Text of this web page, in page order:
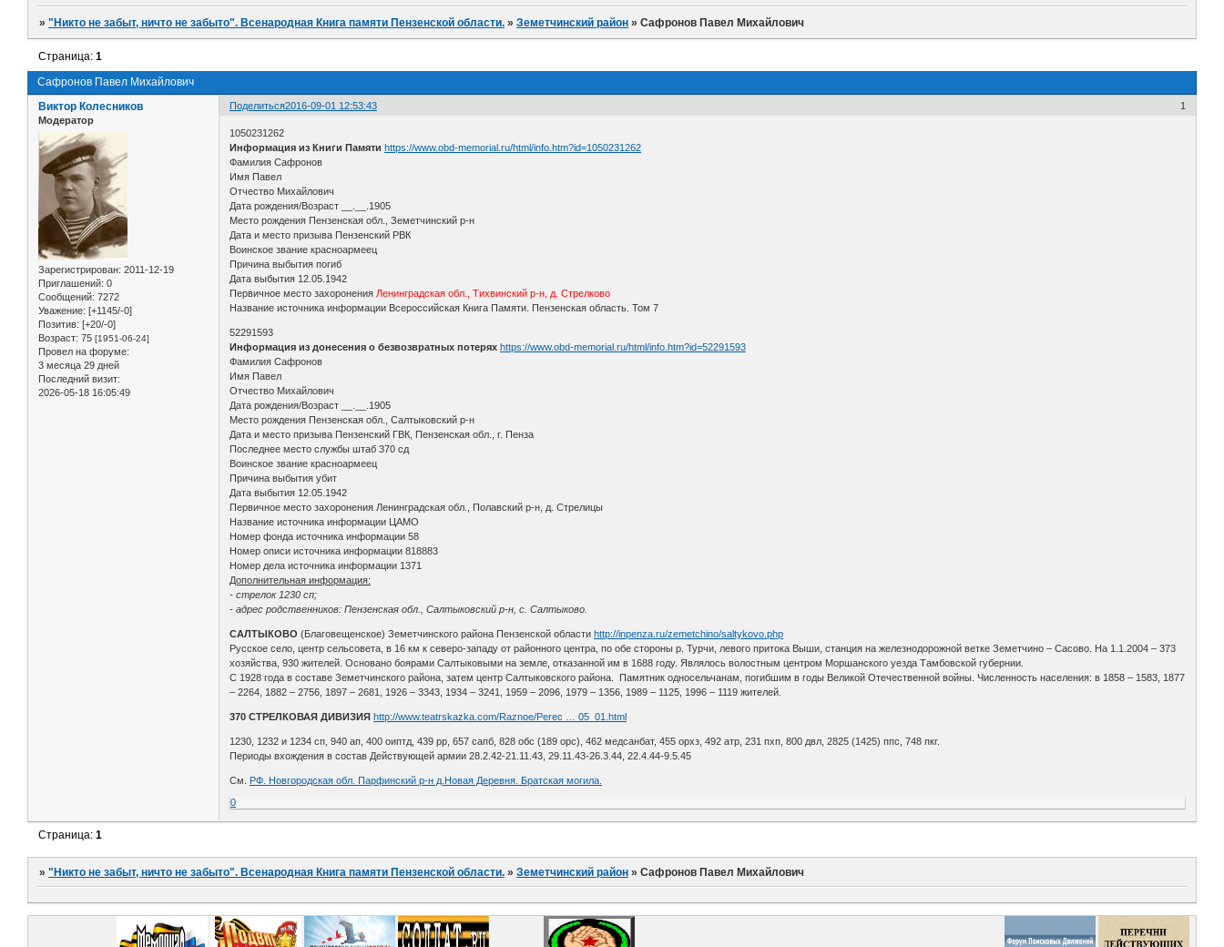
»"Никто не забыт, ничто не забыто". Всенародная Книга памяти Пензенской области. »Земетчинский район »Сафронов Павел Михайлович
Сафронов Павел Михайлович
Страница:1
Поделиться 1
2016-09-01 12:53:43
Виктор Колесников
Модератор
Зарегистрирован: 2011-12-19
Приглашений: 0
Сообщений: 7272
Уважение: [+1145/-0]
Позитив: [+20/-0]
Возраст: 75 [1951-06-24]
Провел на форуме:
3 месяца 29 дней
Последний визит:
2026-05-18 16:05:49
1050231262
Информация из Книги Памяти https://www.obd-memorial.ru/html/info.htm?id=1050231262
Фамилия Сафронов
Имя Павел
Отчество Михайлович
Дата рождения/Возраст __.__.1905
Место рождения Пензенская обл., Земетчинский р-н
Дата и место призыва Пензенский РВК
Воинское звание красноармеец
Причина выбытия погиб
Дата выбытия 12.05.1942
Первичное место захоронения Ленинградская обл., Тихвинский р-н, д. Стрелково
Название источника информации Всероссийская Книга Памяти. Пензенская область. Том 7
52291593
Информация из донесения о безвозвратных потерях https://www.obd-memorial.ru/html/info.htm?id=52291593
Фамилия Сафронов
Имя Павел
Отчество Михайлович
Дата рождения/Возраст __.__.1905
Место рождения Пензенская обл., Салтыковский р-н
Дата и место призыва Пензенский ГВК, Пензенская обл., г. Пенза
Последнее место службы штаб 370 сд
Воинское звание красноармеец
Причина выбытия убит
Дата выбытия 12.05.1942
Первичное место захоронения Ленинградская обл., Полавский р-н, д. Стрелицы
Название источника информации ЦАМО
Номер фонда источника информации 58
Номер описи источника информации 818883
Номер дела источника информации 1371
Дополнительная информация:
- стрелок 1230 сп;
- адрес родственников: Пензенская обл., Салтыковский р-н, с. Салтыково.
САЛТЫКОВО(Благовещенское) Земетчинского района Пензенской областиhttp://inpenza.ru/zemetchino/saltykovo.php
Русское село, центр сельсовета, в 16 км к северо-западу от районного центра, по обе стороны р. Турчи, левого притока Выши, станция на железнодорожной ветке Земетчино – Сасово. На 1.1.2004 – 373
хозяйства, 930 жителей. Основано боярами Салтыковыми на земле, отказанной им в 1688 году. Являлось волостным центром Моршанского уезда Тамбовской губернии.
С 1928 года в составе Земетчинского района, затем центр Салтыковского района. Памятник односельчанам, погибшим в годы Великой Отечественной войны. Численность населения: в 1858 – 1583, 1877
– 2264, 1882 – 2756, 1897 – 2681, 1926 – 3343, 1934 – 3241, 1959 – 2096, 1979 – 1356, 1989 – 1125, 1996 – 1119 жителей.
370 СТРЕЛКОВАЯ ДИВИЗИЯ http://www.teatrskazka.com/Raznoe/Perec … 05_01.html
1230, 1232 и 1234 сп, 940 ап, 400 оиптд, 439 рр, 657 сапб, 828 обс (189 орс), 462 медсанбат, 455 орхз, 492 атр, 231 пхп, 800 двл, 2825 (1425) ппс, 748 пкг.
Периоды вхождения в состав Действующей армии 28.2.42-21.11.43, 29.11.43-26.3.44, 22.4.44-9.5.45
См. РФ. Новгородская обл. Парфинский р-н д.Новая Деревня. Братская могила.
0
Страница:1
»"Никто не забыт, ничто не забыто". Всенародная Книга памяти Пензенской области. »Земетчинский район »Сафронов Павел Михайлович